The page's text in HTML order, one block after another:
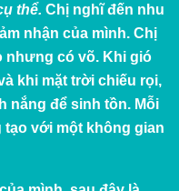
thể. Chị nghĩ đến nhu
nhận của mình. Chị
nhưng có võ. Khi gió
khi mặt trời chiếu rọi,
nắng để sinh tồn. Mỗi
tạo với một không gian